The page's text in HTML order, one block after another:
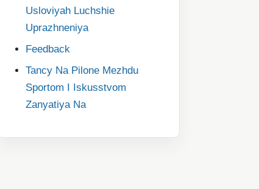
Usloviyah Luchshie
Uprazhneniya
Feedback
Tancy Na Pilone Mezhdu
Sportom I Iskusstvom
Zanyatiya Na